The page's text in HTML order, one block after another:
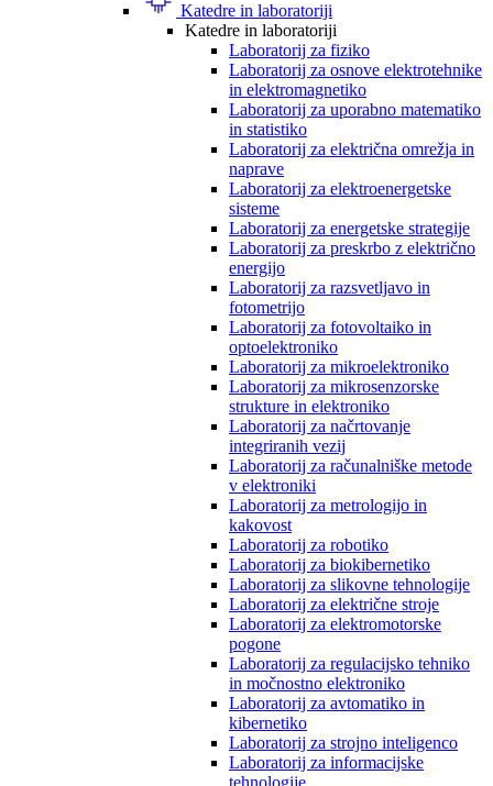
Katedre in laboratoriji
Katedre in laboratoriji
Laboratorij za fiziko
Laboratorij za osnove elektrotehnike
in elektromagnetiko
Laboratorij za uporabno matematiko
in statistiko
Laboratorij za električna omrežja in
naprave
Laboratorij za elektroenergetske
sisteme
Laboratorij za energetske strategije
Laboratorij za preskrbo z električno
energijo
Laboratorij za razsvetljavo in
fotometrijo
Laboratorij za fotovoltaiko in
optoelektroniko
Laboratorij za mikroelektroniko
Laboratorij za mikrosenzorske
strukture in elektroniko
Laboratorij za načrtovanje
integriranih vezij
Laboratorij za računalniške metode
v elektroniki
Laboratorij za metrologijo in
kakovost
Laboratorij za robotiko
Laboratorij za biokibernetiko
Laboratorij za slikovne tehnologije
Laboratorij za električne stroje
Laboratorij za elektromotorske
pogone
Laboratorij za regulacijsko tehniko
in močnostno elektroniko
Laboratorij za avtomatiko in
kibernetiko
Laboratorij za strojno inteligenco
Laboratorij za informacijske
tehnologije